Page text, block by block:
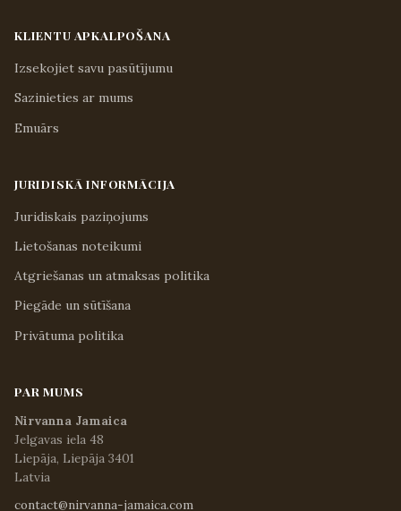
KLIENTU APKALPOŠANA
Izsekojiet savu pasūtījumu
Sazinieties ar mums
Emuārs
JURIDISKĀ INFORMĀCIJA
Juridiskais paziņojums
Lietošanas noteikumi
Atgriešanas un atmaksas politika
Piegāde un sūtīšana
Privātuma politika
PAR MUMS
Nirvanna Jamaica
Jelgavas iela 48
Liepāja, Liepāja 3401
Latvia
contact@nirvanna-jamaica.com